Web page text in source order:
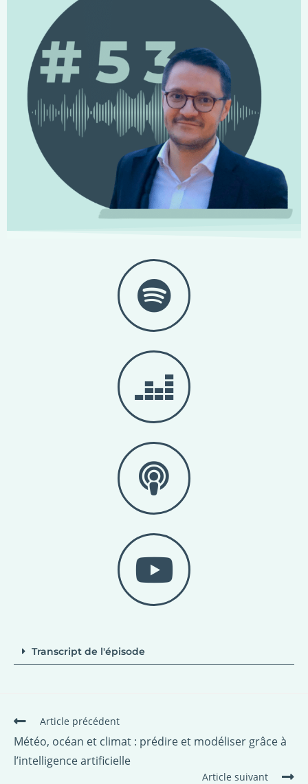
Transcript de l'épisode
Article précédent
Météo, océan et climat : prédire et modéliser grâce à
l’intelligence artificielle
Article suivant